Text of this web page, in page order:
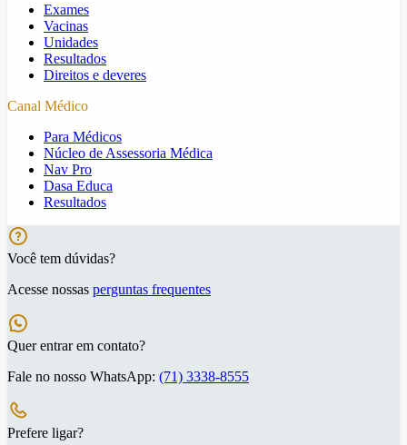
Exames
Vacinas
Unidades
Resultados
Direitos e deveres
Canal Médico
Para Médicos
Núcleo de Assessoria Médica
Nav Pro
Dasa Educa
Resultados
Você tem dúvidas?
Acesse nossas perguntas frequentes
Quer entrar em contato?
Fale no nosso WhatsApp: (71) 3338-8555
Prefere ligar?